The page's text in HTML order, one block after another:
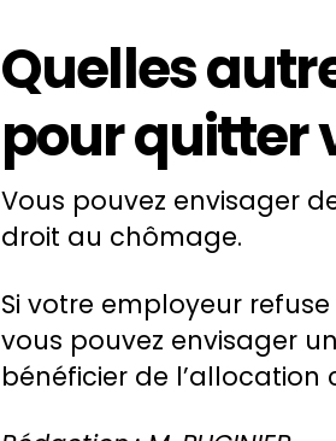
Quelles
pour quitter
Vous pouvez envisager
droit au chômage.
Si votre employeur
vous pouvez envisager
bénéficier de